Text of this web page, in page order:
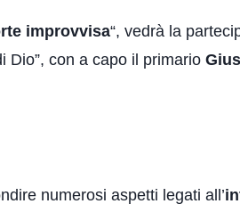
improvvisa“, vedrà la
Dio”, con a capo il primario
numerosi aspetti legati all’